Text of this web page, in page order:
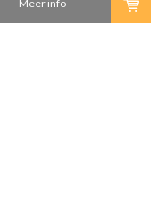
Meer info